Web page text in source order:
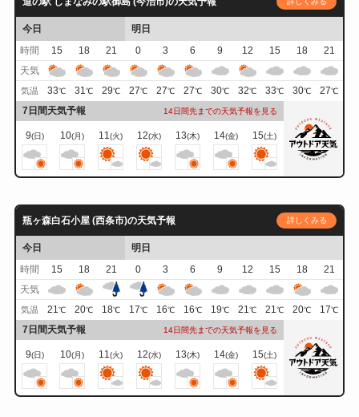
今日
明日
時間
15 18 21 0 3 6 9 12 15 18
21
天気
気温 33℃ 31℃ 29℃ 27℃ 27℃ 27℃ 30℃ 32℃ 33℃ 30℃ 27℃
7日間天気予報 14日間先までの天気予報を見る
9(日) 10(月) 11(火) 12(水) 13(木) 14(金) 15(土)
瓶ヶ森白石小屋 (西条市)の天気予報 詳しくみる
今日
明日
時間
15 18 21 0 3 6 9 12 15 18
21
天気
気温 21℃ 20℃ 18℃ 17℃ 16℃ 16℃ 19℃ 21℃ 21℃ 20℃ 17℃
7日間天気予報 14日間先までの天気予報を見る
9(日) 10(月) 11 (火) 12(水) 13(木) 14(金) 15(土)